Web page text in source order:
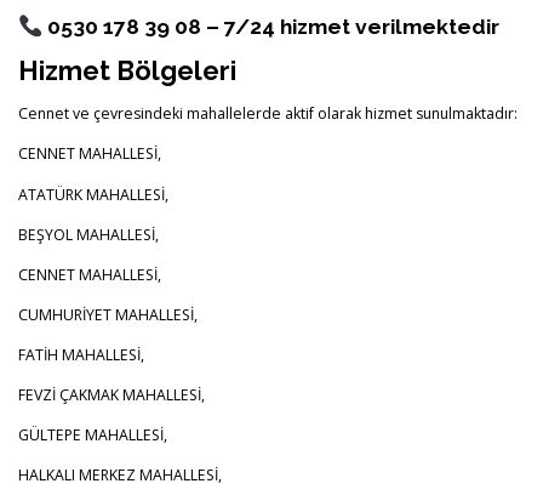
0530 178 39 08 – 7/24 hizmet verilmektedir
Hizmet Bölgeleri
Cennet ve çevresindeki mahallelerde aktif olarak hizmet sunulmaktadır:
CENNET MAHALLESİ,
ATATÜRK MAHALLESİ,
BEŞYOL MAHALLESİ,
CENNET MAHALLESİ,
CUMHURİYET MAHALLESİ,
FATİH MAHALLESİ,
FEVZİ ÇAKMAK MAHALLESİ,
GÜLTEPE MAHALLESİ,
HALKALI MERKEZ MAHALLESİ,